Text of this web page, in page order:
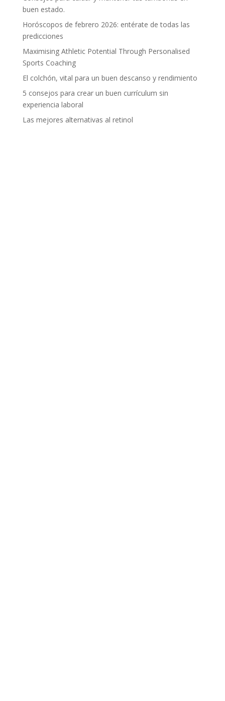
buen estado.
Horóscopos de febrero 2026: entérate de todas las
predicciones
Maximising Athletic Potential Through Personalised
Sports Coaching
El colchón, vital para un buen descanso y rendimiento
5 consejos para crear un buen currículum sin
experiencia laboral
Las mejores alternativas al retinol